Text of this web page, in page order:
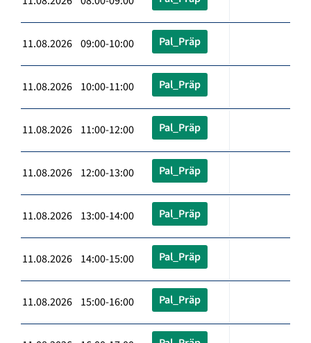
11.08.2026 09:00-10:00 Pal_Präp
11.08.2026 10:00-11:00 Pal_Präp
11.08.2026 11:00-12:00 Pal_Präp
11.08.2026 12:00-13:00 Pal_Präp
11.08.2026 13:00-14:00 Pal_Präp
11.08.2026 14:00-15:00 Pal_Präp
11.08.2026 15:00-16:00 Pal_Präp